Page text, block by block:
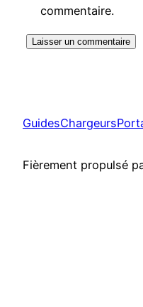
commentaire.
Fièrement propulsé